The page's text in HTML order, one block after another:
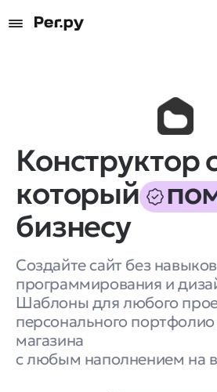
Конструктор
который
бизнесу
Создайте сайт без навыков
программирования и
Шаблоны для любого
персонального
магазина
с любым наполнением на